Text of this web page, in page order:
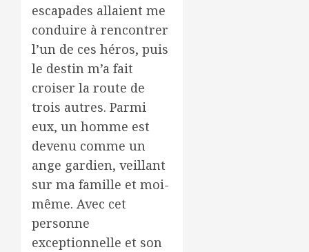
escapades allaient me
conduire à rencontrer
l’un de ces héros, puis
le destin m’a fait
croiser la route de
trois autres. Parmi
eux, un homme est
devenu comme un
ange gardien, veillant
sur ma famille et moi-
même. Avec cet
personne
exceptionnelle et son